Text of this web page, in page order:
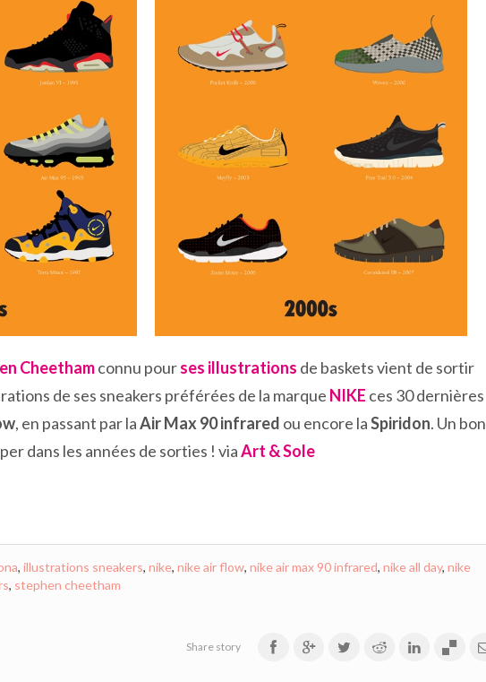
Cheethamconnu pourses illustrations de baskets vient de sortir
de ses sneakers préférées de la marque NIKE ces 30 dernières
, en passant par laAir Max 90 infrared ou encore laSpiridon. Un bon
dans les années de sorties ! viaArt & Sole
, illustrations sneakers, nike, nike air flow, nike air max 90 infrared, nike all day, nike
, stephen cheetham
Share story